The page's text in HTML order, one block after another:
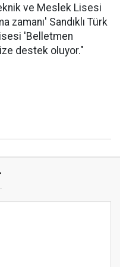
ve Meslek Lisesi
zamanı' Sandıklı Türk
'Belletmen
destek oluyor."